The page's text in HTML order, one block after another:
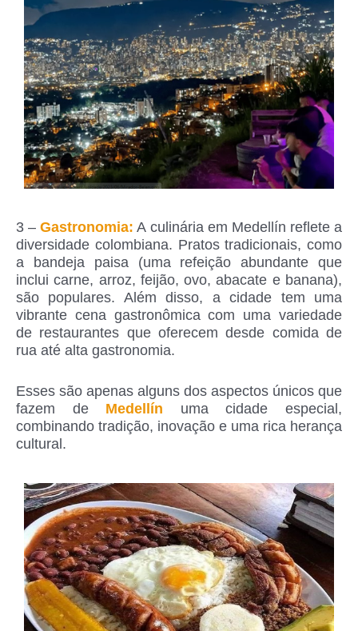
3 –Gastronomia: A culinária em Medellín reflete a
diversidade colombiana. Pratos tradicionais, como
a bandeja paisa (uma refeição abundante que
inclui carne, arroz, feijão, ovo, abacate e banana),
são populares. Além disso, a cidade tem uma
vibrante cena gastronômica com uma variedade
de restaurantes que oferecem desde comida de
rua até alta gastronomia.
Esses são apenas alguns dos aspectos únicos que
fazem de Medellín uma cidade especial,
combinando tradição, inovação e uma rica herança
cultural.